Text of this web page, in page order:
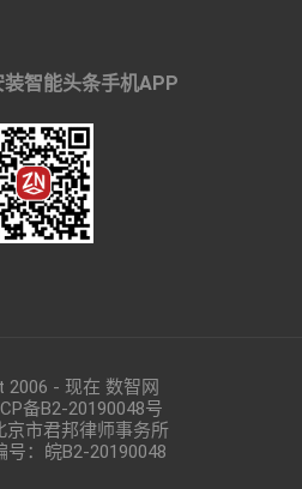
智能头条手机APP
2006 - 现在 数智网
备B2-20190048号
京市君邦律师事务所
号：皖B2-20190048